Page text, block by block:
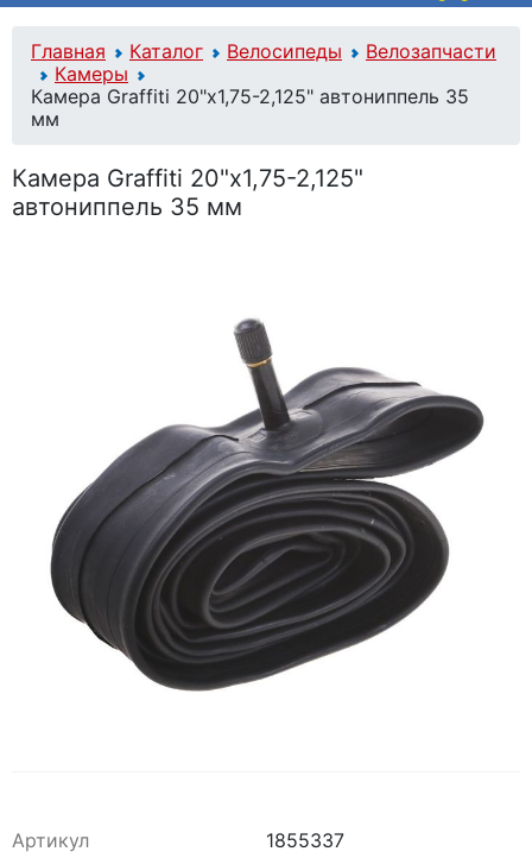
Главная Каталог Велосипеды
Велозапчасти
Камеры
Камера Graffiti 20"x1,75-2,125" автониппель 35
мм
Камера Graffiti 20"x1,75-2,125"
автониппель 35 мм
Артикул
1855337